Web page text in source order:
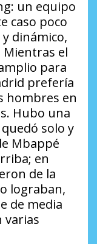
un equipo
caso poco
dinámico,
Mientras el
para
prefería
hombres en
Hubo una
solo y
Mbappé
en
de la
lograban,
de media
varias